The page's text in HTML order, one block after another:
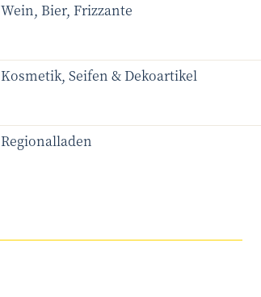
Wein, Bier, Frizzante
Kosmetik, Seifen & Dekoartikel
Regionalladen